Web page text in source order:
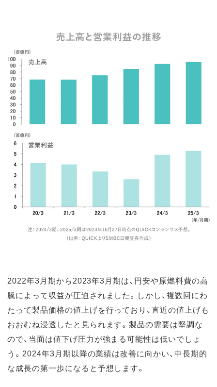
2022年3月期から2023年3月期は、円安や原燃料費の高
騰によって収益が圧迫されました。しかし、複数回にわ
たって製品価格の値上げを行っており、直近の値上げも
おおむね浸透したと見られます。製品の需要は堅調な
ので、当面は値下げ圧力が強まる可能性は低いでしょ
う。2024年3月期以降の業績は改善に向かい、中長期的
な成長の第一歩になると予想します。